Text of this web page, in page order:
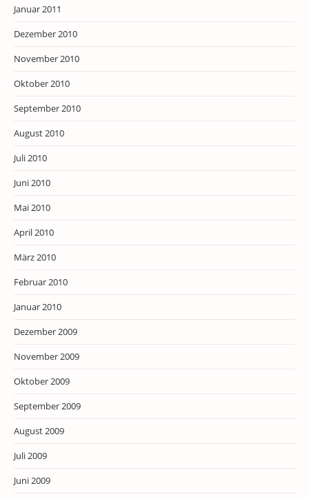
Januar 2011
Dezember 2010
November 2010
Oktober 2010
September 2010
August 2010
Juli 2010
Juni 2010
Mai 2010
April 2010
März 2010
Februar 2010
Januar 2010
Dezember 2009
November 2009
Oktober 2009
September 2009
August 2009
Juli 2009
Juni 2009